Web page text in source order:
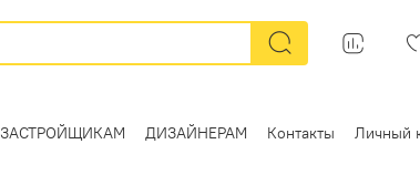
ЗАСТРОЙЩИКАМ ДИЗАЙНЕРАМ Контакты Личный